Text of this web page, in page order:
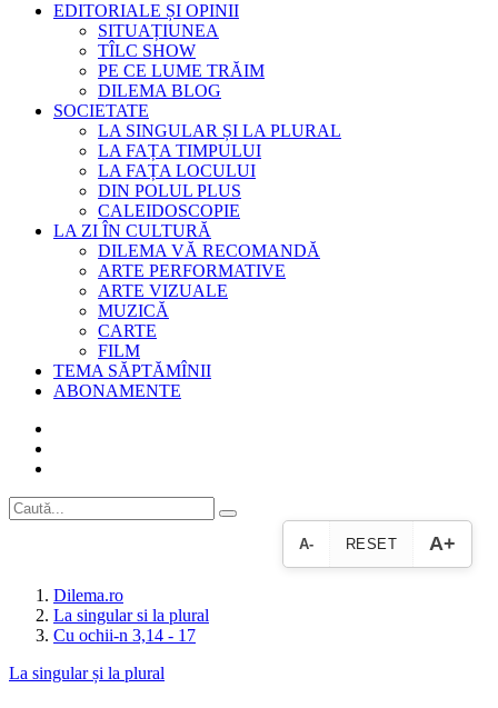
EDITORIALE ȘI OPINII
SITUAȚIUNEA
TÎLC SHOW
PE CE LUME TRĂIM
DILEMA BLOG
SOCIETATE
LA SINGULAR ȘI LA PLURAL
LA FAȚA TIMPULUI
LA FAȚA LOCULUI
DIN POLUL PLUS
CALEIDOSCOPIE
LA ZI ÎN CULTURĂ
DILEMA VĂ RECOMANDĂ
ARTE PERFORMATIVE
ARTE VIZUALE
MUZICĂ
CARTE
FILM
TEMA SĂPTĂMÎNII
ABONAMENTE
A- RESET A+
Dilema.ro
La singular si la plural
Cu ochii-n 3,14 - 17
La singular și la plural